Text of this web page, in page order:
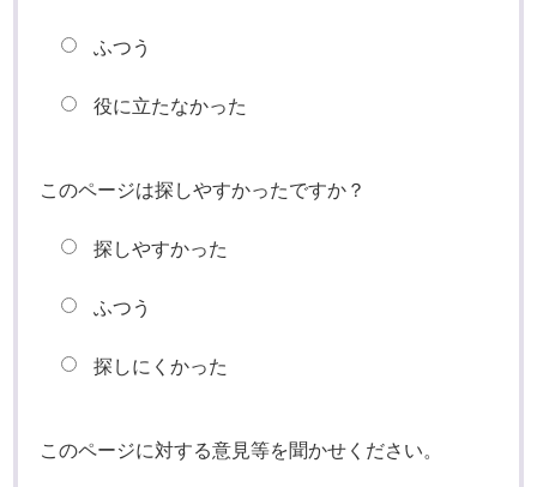
ふつう
役に立たなかった
このページは探しやすかったですか？
探しやすかった
ふつう
探しにくかった
このページに対する意見等を聞かせください。